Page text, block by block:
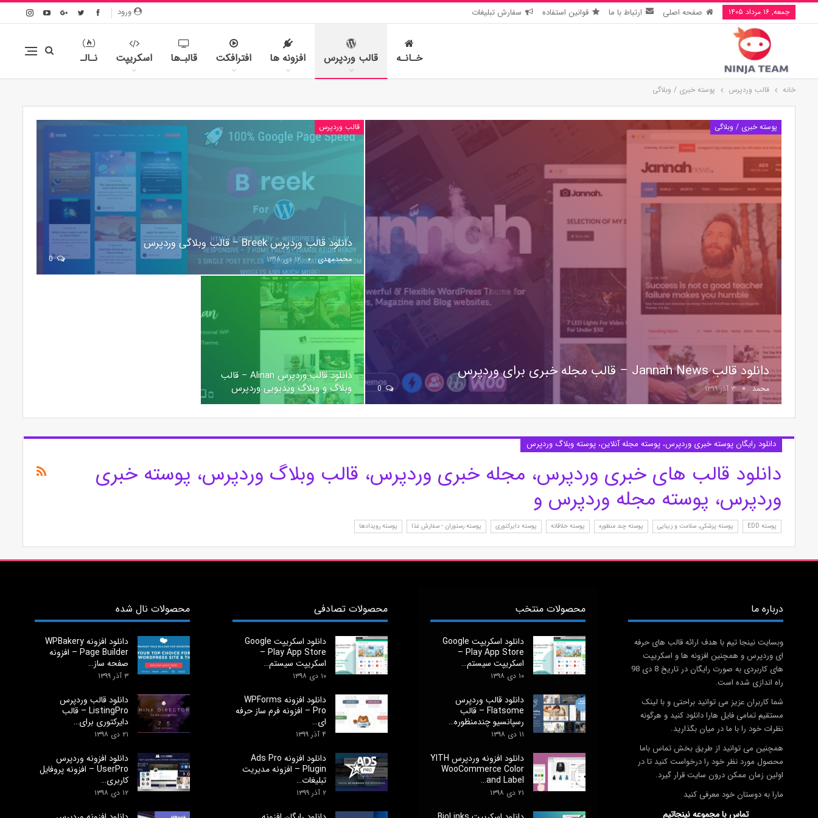
ورود جمعه, ۱۶ مرداد ۱۴۰۵ صفحه اصلی ارتباط با ما قوانین استفاده سفارش تبلیغات
خـانـه قالب وردپرس افزونه ها افترافکت قالبـ‌ها اسکریپت نـالـ
خانه قالب وردپرس پوسته خبری / وبلاگی
پوسته خبری / وبلاگی
دانلود قالب Jannah News – قالب مجله خبری برای وردپرس
محمد ۳ آذر ۱۳۹۹ 0
قالب وردپرس
دانلود قالب وردپرس Breek – قالب وبلاگی وردپرس
محمدمهدی ۱۲ دی ۱۳۹۸ 0
دانلود قالب وردپرس Alinan – قالب
وبلاگ و وبلاگ ویدیویی وردپرس
دانلود رایگان پوسته خبری وردپرس، پوسته مجله آنلاین، پوسته وبلاگ وردپرس
دانلود قالب های خبری وردپرس، مجله خبری وردپرس، قالب وبلاگ وردپرس، پوسته خبری
وردپرس، پوسته مجله وردپرس و
پوسته EDD پوسته پزشکی، سلامت و زیبایی پوسته چند منظوره پوسته خلاقانه پوسته دایرکتوری پوسته رستوران - سفارش غذا پوسته رویدادها
درباره ما
وبسایت نینجا تیم با هدف ارائه قالب های حرفه
ای وردپرس و همچنین افزونه ها و اسکریپت
های کاربردی به صورت رایگان در تاریخ 8 دی 98
راه اندازی شده است.
شما کاربران عزیز می توانید براحتی و با لینک
مستقیم تمامی فایل هارا دانلود کنید و هرگونه
نظرات خود را با ما در میان بگذارید.
همچنین می توانید از طریق بخش تماس باما
محصول مورد نظر خود را درخواست کنید تا در
اولین زمان ممکن درون سایت قرار گیرد.
مارا به دوستان خود معرفی کنید
تماس با مجموعه نینجاتیم
محصولات منتخب
دانلود اسکریپت Google
Play App Store –
اسکریپت سیستم…
۱۰ دی ۱۳۹۸
دانلود قالب وردپرس
Flatsome – قالب
رسپانسیو چندمنظوره…
۱۱ دی ۱۳۹۸
دانلود افزونه وردپرس YITH
WooCommerce Color
and Label…
۲۱ دی ۱۳۹۸
محصولات تصادفی
دانلود اسکریپت Google
Play App Store –
اسکریپت سیستم…
۱۰ دی ۱۳۹۸
دانلود افزونه WPForms
Pro – افزونه فرم ساز حرفه
ای…
۴ آذر ۱۳۹۹
دانلود افزونه Ads Pro
Plugin – افزونه مدیریت
تبلیغات…
۲ آذر ۱۳۹۹
محصولات نال شده
دانلود افزونه WPBakery
Page Builder – افزونه
صفحه ساز…
۳ آذر ۱۳۹۹
دانلود قالب وردپرس
ListingPro – قالب
دایرکتوری برای…
۲۱ دی ۱۳۹۸
دانلود افزونه وردپرس
UserPro – افزونه پروفایل
کاربری…
۱۲ دی ۱۳۹۸